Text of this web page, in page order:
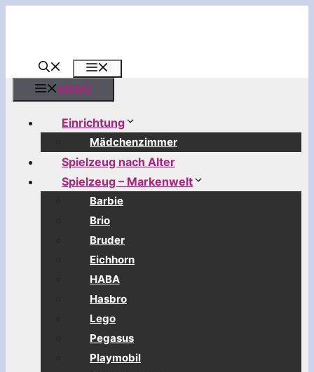
MENÜ
Einrichtung
Mädchenzimmer
Spielzeug nach Alter
Spielzeug – Markenwelt
Barbie
Brio
Bruder
Eichhorn
HABA
Hasbro
Lego
Pegasus
Playmobil